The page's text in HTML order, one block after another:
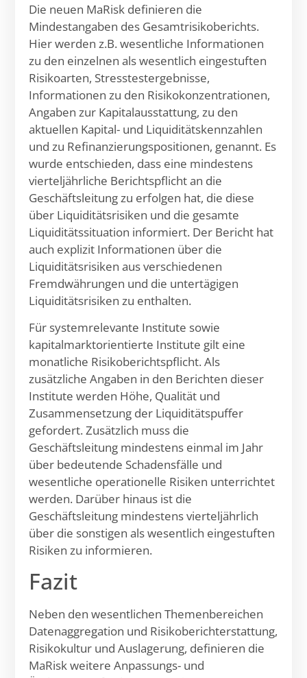
Die neuen MaRisk definieren die
Mindestangaben des Gesamtrisikoberichts.
Hier werden z.B. wesentliche Informationen
zu den einzelnen als wesentlich eingestuften
Risikoarten, Stresstestergebnisse,
Informationen zu den Risikokonzentrationen,
Angaben zur Kapitalausstattung, zu den
aktuellen Kapital- und Liquiditätskennzahlen
und zu Refinanzierungspositionen, genannt. Es
wurde entschieden, dass eine mindestens
vierteljährliche Berichtspflicht an die
Geschäftsleitung zu erfolgen hat, die diese
über Liquiditätsrisiken und die gesamte
Liquiditätssituation informiert. Der Bericht hat
auch explizit Informationen über die
Liquiditätsrisiken aus verschiedenen
Fremdwährungen und die untertägigen
Liquiditätsrisiken zu enthalten.
Für systemrelevante Institute sowie
kapitalmarktorientierte Institute gilt eine
monatliche Risikoberichtspflicht. Als
zusätzliche Angaben in den Berichten dieser
Institute werden Höhe, Qualität und
Zusammensetzung der Liquiditätspuffer
gefordert. Zusätzlich muss die
Geschäftsleitung mindestens einmal im Jahr
über bedeutende Schadensfälle und
wesentliche operationelle Risiken unterrichtet
werden. Darüber hinaus ist die
Geschäftsleitung mindestens vierteljährlich
über die sonstigen als wesentlich eingestuften
Risiken zu informieren.
Fazit
Neben den wesentlichen Themenbereichen
Datenaggregation und Risikoberichterstattung,
Risikokultur und Auslagerung, definieren die
MaRisk weitere Anpassungs- und